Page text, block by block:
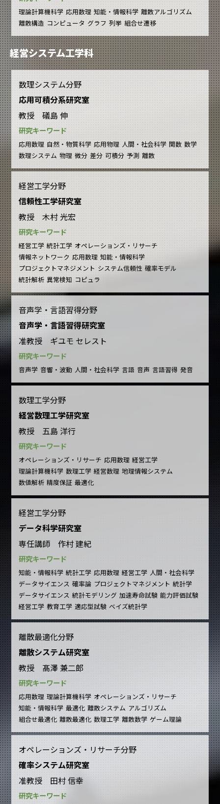
理論計算機科学 応用数理 知能・情報科学 離散アルゴリズム
離散構造 コンピュータ グラフ 列挙 組合せ遷移
経営システム工学科
数理システム分野
応用可積分系研究室
教授 礒島 伸
研究キーワード
応用数理 自然・物質科学 応用物理 人間・社会科学 関数 数学
数理システム 物理 微分 差分 可積分 予測 離散
経営工学分野
信頼性工学研究室
教授 木村 光宏
研究キーワード
経営工学 統計工学 オペレーションズ・リサーチ
情報ネットワーク 応用数理 知能・情報科学
プロジェクトマネジメント システム信頼性 確率モデル
統計解析 異常検知 コピュラ
音声学・言語習得分野
音声学・言語習得研究室
准教授 ギユモ セレスト
研究キーワード
音声学 音響・波動 人間・社会科学 言語 音声 言語習得 発音
数理工学分野
経営数理工学研究室
教授 五島 洋行
研究キーワード
オペレーションズ・リサーチ 応用数理 経営工学
理論計算機科学 数理工学 経営数理 地理情報システム
数値解析 精度保証 最適化
経営工学分野
データ科学研究室
専任講師 作村 建紀
研究キーワード
知能・情報科学 統計工学 応用数理 経営工学 人間・社会科学
データサイエンス 確率論 プロジェクトマネジメント 統計学
データサイエンス 統計モデリング 加速寿命試験 能力評価試験
経営工学 教育工学 適応型試験 ベイズ統計学
離散最適化分野
離散システム研究室
教授 髙澤 兼二郎
研究キーワード
応用数理 理論計算機科学 オペレーションズ・リサーチ
知能・情報科学 最適化 離散システム アルゴリズム
組合せ最適化 離散最適化 数理工学 離散数学 ゲーム理論
オペレーションズ・リサーチ分野
確率システム研究室
准教授 田村 信幸
研究キーワード